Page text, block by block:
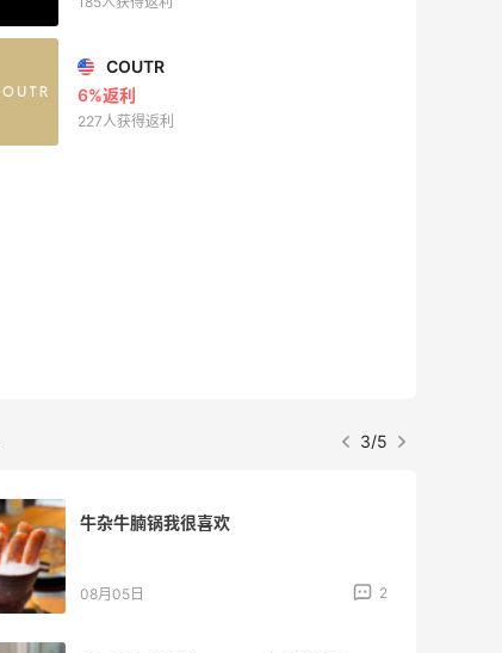
Biōkreativ
30%返利
53人获得返利
4/5
【黑五海淘攻略】Tory burch US黑五
08月04日